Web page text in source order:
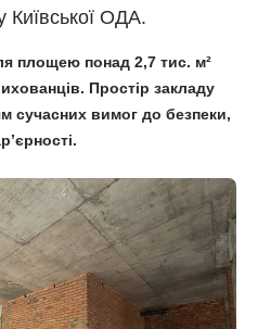
Київської ОДА.
площею понад 2,7 тис. м²
Простір закладу
сучасних вимог до безпеки,